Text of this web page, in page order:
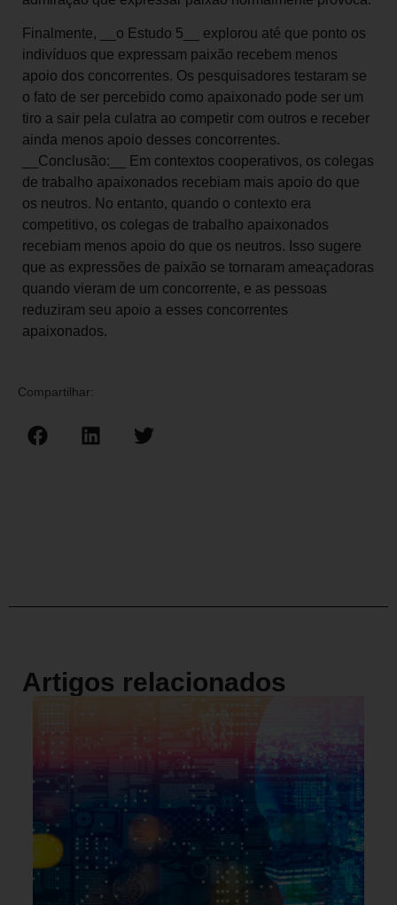
Finalmente, __o Estudo 5__ explorou até que ponto os
indivíduos que expressam paixão recebem menos
apoio dos concorrentes. Os pesquisadores testaram se
o fato de ser percebido como apaixonado pode ser um
tiro a sair pela culatra ao competir com outros e receber
ainda menos apoio desses concorrentes.
__Conclusão:__ Em contextos cooperativos, os colegas
de trabalho apaixonados recebiam mais apoio do que
os neutros. No entanto, quando o contexto era
competitivo, os colegas de trabalho apaixonados
recebiam menos apoio do que os neutros. Isso sugere
que as expressões de paixão se tornaram ameaçadoras
quando vieram de um concorrente, e as pessoas
reduziram seu apoio a esses concorrentes
apaixonados.
Compartilhar:
Artigos relacionados